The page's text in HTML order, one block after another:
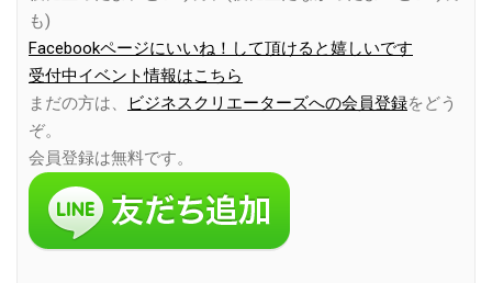
も)
Facebookページにいいね！して頂けると嬉しいです
受付中イベント情報はこちら
まだの方は、
ビジネスクリエーターズへの会員登録をどう
ぞ。
会員登録は無料です。